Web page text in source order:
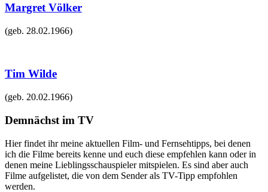
Margret Völker
(geb. 28.02.1966)
Tim Wilde
(geb. 20.02.1966)
Demnächst im TV
Hier findet ihr meine aktuellen Film- und Fernsehtipps, bei denen
ich die Filme bereits kenne und euch diese empfehlen kann oder in
denen meine Lieblingsschauspieler mitspielen. Es sind aber auch
Filme aufgelistet, die von dem Sender als TV-Tipp empfohlen
werden.